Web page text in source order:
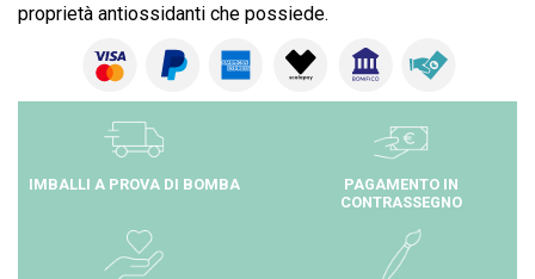
proprietà antiossidanti che possiede.
IMBALLI A PROVA DI BOMBA
PAGAMENTO IN
CONTRASSEGNO